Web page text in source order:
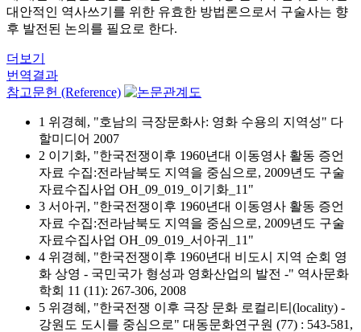
대안적인 역사쓰기를 위한 유효한 방법론으로서 구술사는 향
후 발전된 논의를 필요로 한다.
더보기
번역결과
참고문헌 (Reference)
1 위경혜, "호남의 극장문화사: 영화 수용의 지역성" 다
할미디어 2007
2 이기화, "한국전쟁이후 1960년대 이동영사 활동 증언
자료 수집:전라남북도 지역을 중심으로, 2009년도 구술
자료수집사업 OH_09_019_이기화_11"
3 서아귀, "한국전쟁이후 1960년대 이동영사 활동 증언
자료 수집:전라남북도 지역을 중심으로, 2009년도 구술
자료수집사업 OH_09_019_서아귀_11"
4 위경혜, "한국전쟁이후 1960년대 비도시 지역 순회 영
화 상영 - 국민국가 형성과 영화산업의 발전 -" 역사문화
학회 11 (11): 267-306, 2008
5 위경혜, "한국전쟁 이후 극장 문화 로컬리티(locality) -
강원도 도시를 중심으로" 대동문화연구원 (77) : 543-581,